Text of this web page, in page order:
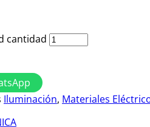
cantidad
Iluminación, Materiales